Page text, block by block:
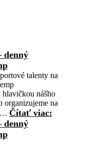
talenty na
nášho
organizujeme na
Čítať viac: